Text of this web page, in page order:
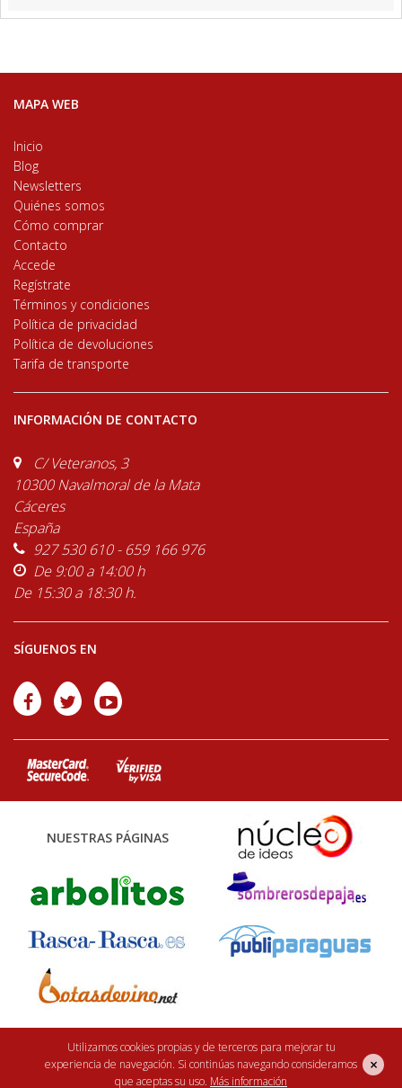
Utilizamos cookies propias y de terceros para mejorar tu
experiencia de navegación. Si continúas navegando consideramos
que aceptas su uso. Más información
×
MAPA WEB
Inicio
Blog
Newsletters
Quiénes somos
Cómo comprar
Contacto
Accede
Regístrate
Términos y condiciones
Política de privacidad
Política de devoluciones
Tarifa de transporte
INFORMACIÓN DE CONTACTO
C/ Veteranos, 3
10300 Navalmoral de la Mata
Cáceres
España
927 530 610 - 659 166 976
De 9:00 a 14:00 h
De 15:30 a 18:30 h.
SÍGUENOS EN
NUESTRAS PÁGINAS
Finca Casarejo 2026. Núcleo Zoológico: 122CC0001. Desarrollo web:
<Rebuilding ideas/>